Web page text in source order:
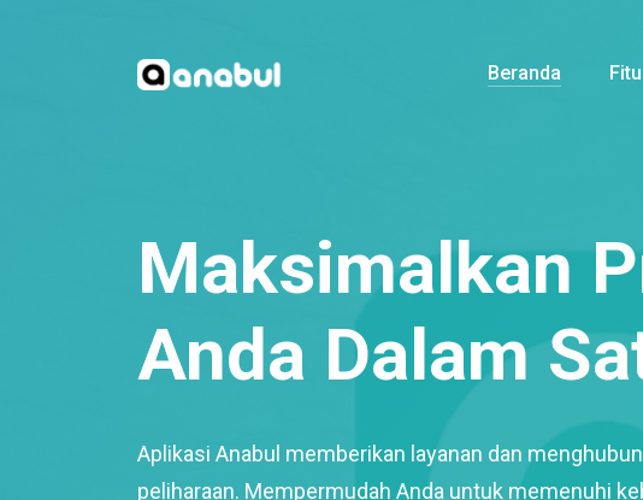
Beranda
Maksimalkan
Anda Dalam
Aplikasi Anabul memberikan layanan dan
peliharaan. Mempermudah Anda untuk memenuhi